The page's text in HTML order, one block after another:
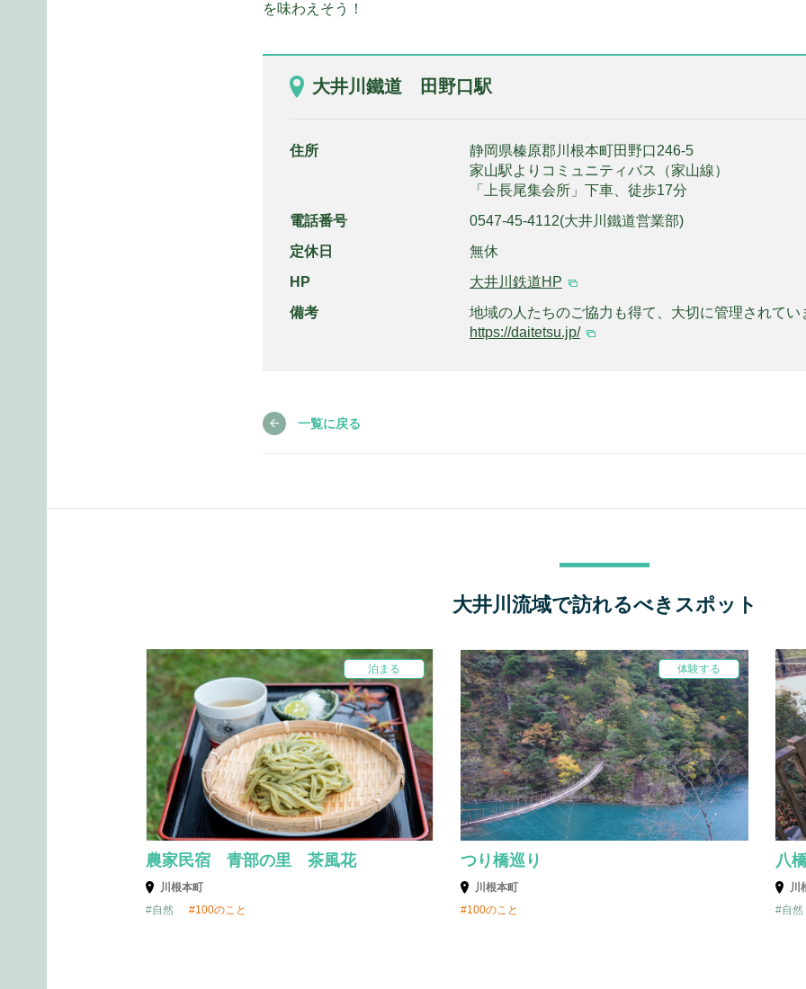
を味わえそう！
大井川鐵道 田野口駅
住所
静岡県榛原郡川根本町田野口246-5
家山駅よりコミュニティバス（家山線）
「上長尾集会所」下車、徒歩17分
電話番号
0547-45-4112(大井川鐵道営業部)
定休日
無休
HP
大井川鉄道HP
備考
地域の人たちのご協力も得て、大切に管理されてい
https://daitetsu.jp/
一覧に戻る
大井川流域で訪れるべきスポット
農家民宿 青部の里 茶風花
川根本町
自然
100のこと
泊まる
つり橋巡り
川根本町
100のこと
体験する
八
川
自然